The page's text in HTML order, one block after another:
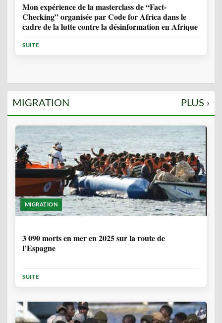
Mon expérience de la masterclass de “Fact-
Checking” organisée par Code for Africa dans le
cadre de la lutte contre la désinformation en Afrique
SUITE
MIGRATION PLUS ›
MIGRATION
3 090 morts en mer en 2025 sur la route de
l’Espagne
SUITE